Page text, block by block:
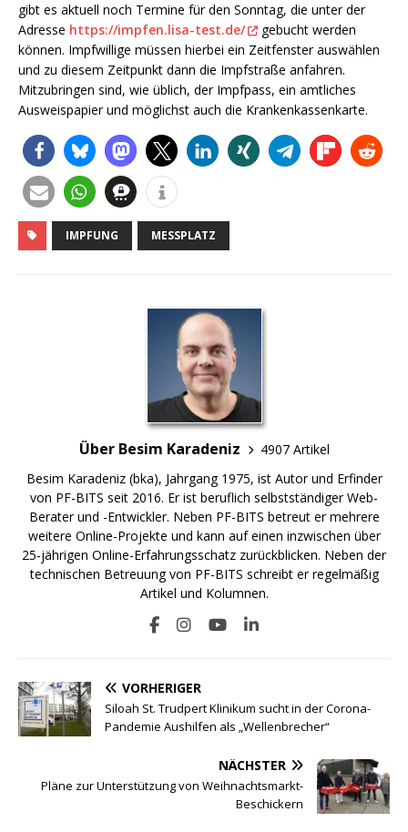
gibt es aktuell noch Termine für den Sonntag, die unter der
Adresse https://impfen.lisa-test.de/
gebucht werden
können. Impfwillige müssen hierbei ein Zeitfenster auswählen
und zu diesem Zeitpunkt dann die Impfstraße anfahren.
Mitzubringen sind, wie üblich, der Impfpass, ein amtliches
Ausweispapier und möglichst auch die Krankenkassenkarte.
IMPFUNG MESSPLATZ
Über Besim Karadeniz
4907 Artikel
Besim Karadeniz (bka), Jahrgang 1975, ist Autor und Erfinder
von PF-BITS seit 2016. Er ist beruflich selbstständiger Web-
Berater und -Entwickler. Neben PF-BITS betreut er mehrere
weitere Online-Projekte und kann auf einen inzwischen über
25-jährigen Online-Erfahrungsschatz zurückblicken. Neben der
technischen Betreuung von PF-BITS schreibt er regelmäßig
Artikel und Kolumnen.
VORHERIGER
Siloah St. Trudpert Klinikum sucht in der Corona-
Pandemie Aushilfen als „Wellenbrecher“
NÄCHSTER
Pläne zur Unterstützung von Weihnachtsmarkt-
Beschickern